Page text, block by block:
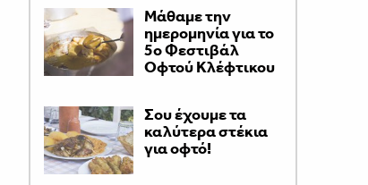
Μάθαμε την
ημερομηνία για το
5ο Φεστιβάλ
Οφτού Κλέφτικου
Σου έχουμε τα
καλύτερα στέκια
για οφτό!